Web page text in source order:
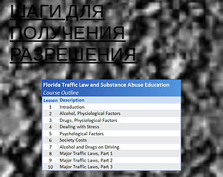
ШАГИ ДЛЯ
ПОЛУЧЕНИЯ
РАЗРЕШЕНИЯ